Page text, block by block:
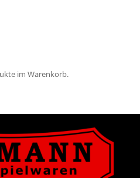
im Warenkorb.